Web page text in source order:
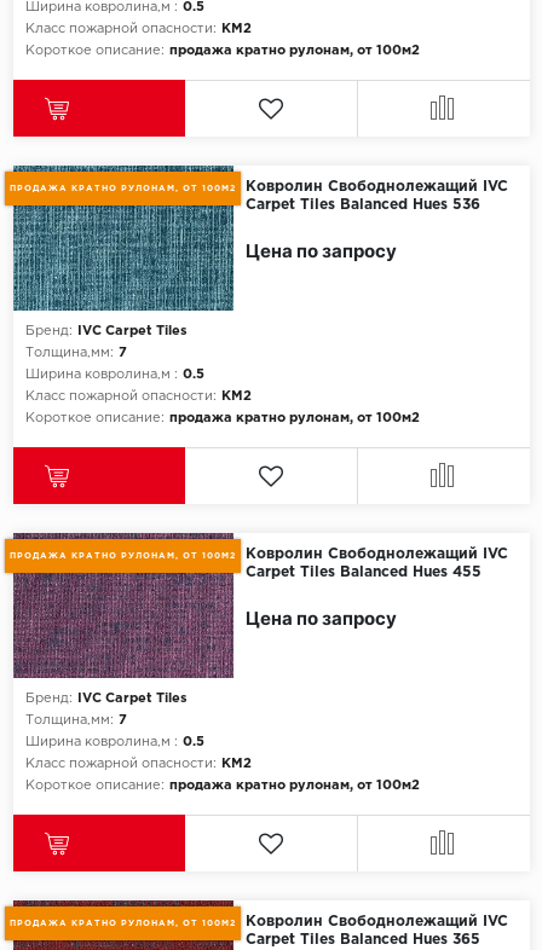
Ширина ковролина,м : 0.5
Класс пожарной опасности:
КМ2
Короткое описание: продажа кратно рулонам, от 100м2
ПРОДАЖА КРАТНО РУЛОНАМ, ОТ 100М2
Ковролин Свободнолежащий IVC
Carpet Tiles Balanced Hues 536
Бренд:
IVC Carpet Tiles
Толщина,мм: 7
Ширина ковролина,м : 0.5
Класс пожарной опасности:
КМ2
Короткое описание: продажа кратно рулонам, от 100м2
Цена по запросу
ПРОДАЖА КРАТНО РУЛОНАМ, ОТ 100М2
Ковролин Свободнолежащий IVC
Carpet Tiles Balanced Hues 455
Бренд:
IVC Carpet Tiles
Толщина,мм: 7
Ширина ковролина,м : 0.5
Класс пожарной опасности:
КМ2
Короткое описание: продажа кратно рулонам, от 100м2
Цена по запросу
ПРОДАЖА КРАТНО РУЛОНАМ, ОТ 100М2
Ковролин Свободнолежащий IVC
Carpet Tiles Balanced Hues 365